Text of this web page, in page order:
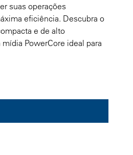
suas operações
eficiência. Descubra o
e de alto
PowerCore ideal para